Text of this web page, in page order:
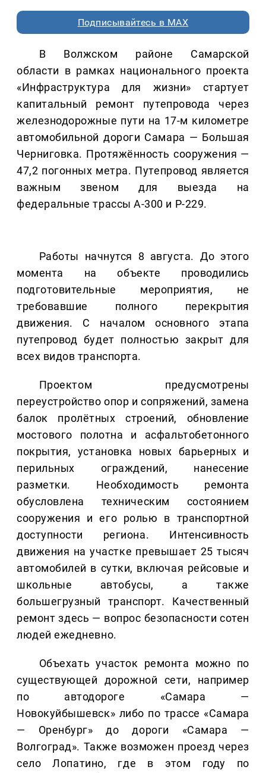
Подписывайтесь в MAX
В Волжском районе Самарской
области в рамках национального проекта
«Инфраструктура для жизни» стартует
капитальный ремонт путепровода через
железнодорожные пути на 17-м километре
автомобильной дороги Самара — Большая
Черниговка. Протяжённость сооружения —
47,2 погонных метра. Путепровод является
важным звеном для выезда на
федеральные трассы А-300 и Р-229.
Работы начнутся 8 августа. До этого
момента на объекте проводились
подготовительные мероприятия, не
требовавшие полного перекрытия
движения. С началом основного этапа
путепровод будет полностью закрыт для
всех видов транспорта.
Проектом предусмотрены
переустройство опор и сопряжений, замена
балок пролётных строений, обновление
мостового полотна и асфальтобетонного
покрытия, установка новых барьерных и
перильных ограждений, нанесение
разметки. Необходимость ремонта
обусловлена техническим состоянием
сооружения и его ролью в транспортной
доступности региона. Интенсивность
движения на участке превышает 25 тысяч
автомобилей в сутки, включая рейсовые и
школьные автобусы, а также
большегрузный транспорт. Качественный
ремонт здесь — вопрос безопасности сотен
людей ежедневно.
Объехать участок ремонта можно по
существующей дорожной сети, например
по автодороге «Самара —
Новокуйбышевск» либо по трассе «Самара
— Оренбург» до дороги «Самара —
Волгоград». Также возможен проезд через
село Лопатино, где в этом году по